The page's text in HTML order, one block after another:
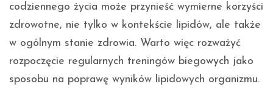
codziennego życia może przynieść wymierne korzyści
zdrowotne, nie tylko w kontekście lipidów, ale także
w ogólnym stanie zdrowia. Warto więc rozważyć
rozpoczęcie regularnych treningów biegowych jako
sposobu na poprawę wyników lipidowych organizmu.